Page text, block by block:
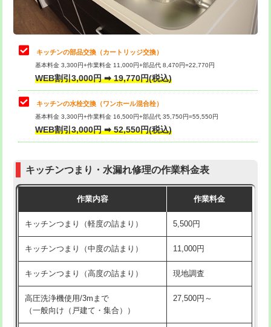
給水管工事※（土の掘削・埋め戻し作
11,000円
給水管工事※（塩ビ管（VP・HI）使
用/3ｍまで)
給水管工事※（塩ビ管（VP・HI）使
用（追加）/3ｍ超え)
給水管工事※（ライニング鋼管・銅
管・ポリ管・HT管使用/3ｍまで)
44,000円
管・ポリ管・HT管使用/3ｍ超え)
排水管工事（土の掘削・埋め戻し作
11,000円~
排水管工事（排水管工事/3ｍまで） 55,000円
排水管工事（追加 排水管工事/3ｍ超
+11,000円
マス交換（土の掘削・埋め戻し作業）
マス交換（深さ50㎝未満）
理・調整・分解・加工など（軽作業）
止水・漏水調査・防水処理・清掃・修
理・調整・分解・加工など（中作業）
22,000円
止水・漏水調査・防水処理・清掃・修
理・調整・分解・加工など（重作業）
33,000円
お風呂タンク脱着
その他部品の脱着
式・ワンホール）)
交換・取付(排水栓・排水トラップ
22,000円+材料費
持込商品取付（単水栓）
キッチンの部品交換（カートリッジ交換）
基本料金 3,300円+作業料金 11,000円+部品代 8,470円=22,770円
WEB割引3,000円 ➡ 19,770円(税込)
キッチンの水栓交換（ワンホール混合栓）
基本料金 3,300円+作業料金 16,500円+部品代 35,750円=55,550円
WEB割引3,000円 ➡ 52,550円(税込)
キッチンつまり・水漏れ修理の作業料金表
作業内容 作業料金
キッチンつまり（軽度の詰まり） 5,500円
キッチンつまり（中度の詰まり） 11,000円
キッチンつまり（高度の詰まり） 現地調査
高圧洗浄機使用/3mまで
（一般向け（戸建て・集合））
27,500円～